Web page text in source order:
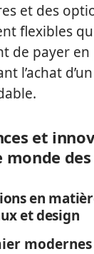
et des
flexibles
de payer en
l’achat
et
monde
en
et design
modernes